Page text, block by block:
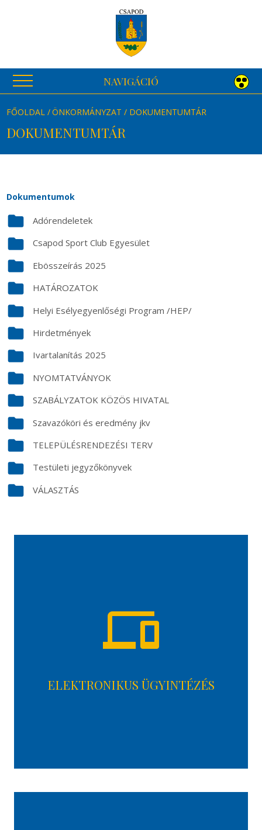
NAVIGÁCIÓ
FŐOLDAL ÖNKORMÁNYZAT DOKUMENTUMTÁR
DOKUMENTUMTÁR
Dokumentumok
folder Adórendeletek
folder Csapod Sport Club Egyesület
folder Ebösszeírás 2025
folder HATÁROZATOK
folder Helyi Esélyegyenlőségi Program /HEP/
folder Hirdetmények
folder Ivartalanítás 2025
folder NYOMTATVÁNYOK
folder SZABÁLYZATOK KÖZÖS HIVATAL
folder Szavazóköri és eredmény jkv
folder TELEPÜLÉSRENDEZÉSI TERV
folder Testületi jegyzőkönyvek
folder VÁLASZTÁS
devices
ELEKTRONIKUS ÜGYINTÉZÉS